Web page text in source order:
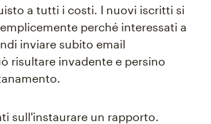
a tutti i costi. I nuovi iscritti si
perché interessati a
inviare subito email
risultare invadente e persino
sull'instaurare un rapporto.